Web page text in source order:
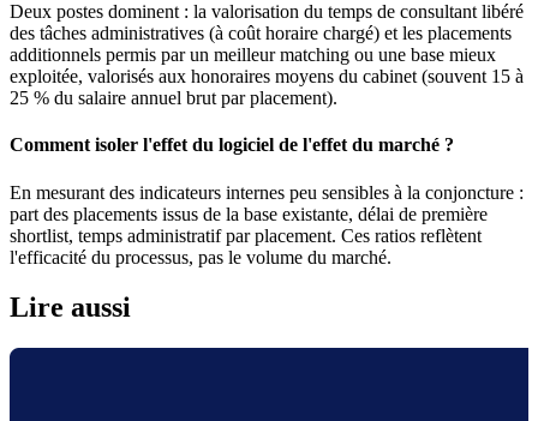
Deux postes dominent : la valorisation du temps de consultant libéré
des tâches administratives (à coût horaire chargé) et les placements
additionnels permis par un meilleur matching ou une base mieux
exploitée, valorisés aux honoraires moyens du cabinet (souvent 15 à
25 % du salaire annuel brut par placement).
Comment isoler l'effet du logiciel de l'effet du marché ?
En mesurant des indicateurs internes peu sensibles à la conjoncture :
part des placements issus de la base existante, délai de première
shortlist, temps administratif par placement. Ces ratios reflètent
l'efficacité du processus, pas le volume du marché.
Lire aussi